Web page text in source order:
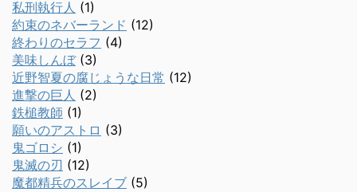
私刑執行人 (1)
約束のネバーランド (12)
終わりのセラフ (4)
美味しんぼ(3)
近野智夏の腐じょうな日常 (12)
進撃の巨人 (2)
鉄槌教師 (1)
願いのアストロ (3)
鬼ゴロシ (1)
鬼滅の刃 (12)
魔都精兵のスレイブ (5)